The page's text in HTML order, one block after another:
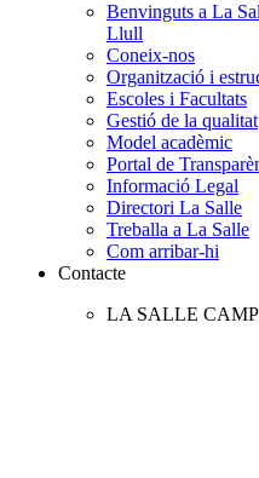
Benvinguts a La
Llull
Coneix-nos
Organització i
Escoles i Facultats
Gestió de la qualitat
Model acadèmic
Portal de
Informació Legal
Directori La Salle
Treballa a La Salle
Com arribar-hi
Contacte
LA SALLE